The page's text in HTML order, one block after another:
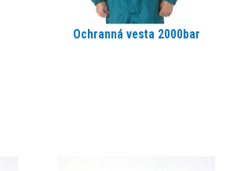
Ochranná vesta 2000bar